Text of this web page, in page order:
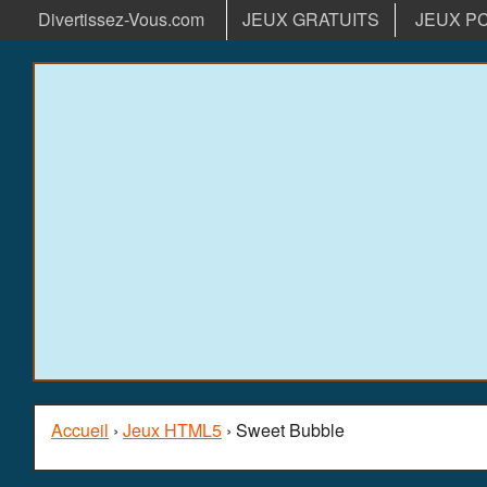
Divertissez-Vous.com JEUX GRATUITS JEUX
Accueil › Jeux HTML5 › Sweet Bubble